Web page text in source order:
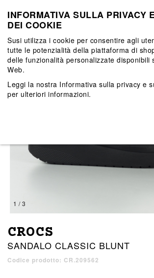
1 / 3
CROCS
SANDALO CLASSIC BLUNT
Codice prodotto: CR.209562
INFORMATIVA SULLA PRIVACY
DEI COOKIE
Susi utilizza i cookie per consentire agli
tutte le potenzialità della piattaforma di
delle funzionalità personalizzate disponibili
Web.
Leggi la nostra Informativa sulla privacy e
per ulteriori informazioni.